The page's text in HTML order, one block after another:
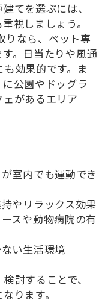
てを選ぶには、
重視しましょう。
りなら、ペット専
。日当たりや風通
効果的です。ま
公園やドッグラ
があるエリア
が室内でも運動でき
持やリラックス効果
ースや動物病院の有
い生活環境
討することで、
ります。